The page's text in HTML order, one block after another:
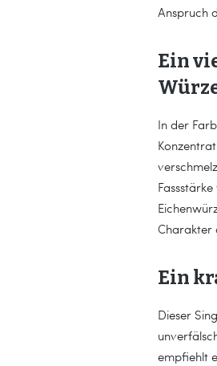
Anspruch
Ein
In der
Charakter
Ein
Dieser
empfiehlt